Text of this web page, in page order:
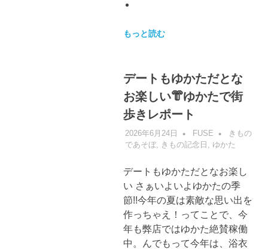
もっと読む
デートもゆかただとな
お楽しい👘ゆかたで街
歩きレポート
2026年6月24日 FUSE
きもの
であそぼ, きもの記念日 ゆかた
デートもゆかただとなお楽し
い さぁいよいよゆかたの季
節!!今年の夏は素敵な思い出を
作っちゃえ！ってことで、今
年も弊店ではゆかた絶賛稼働
中。んでもって今年は、浴衣